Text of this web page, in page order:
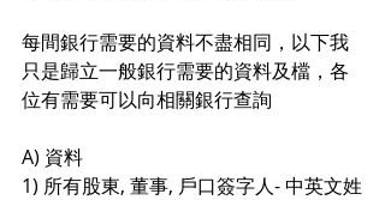
每間銀行需要的資料不盡相同，以下我
只是歸立一般銀行需要的資料及檔，各
位有需要可以向相關銀行查詢
A) 資料
1) 所有股東, 董事, 戶口簽字人- 中英文姓